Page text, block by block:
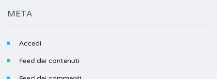
META
Accedi
Feed dei contenuti